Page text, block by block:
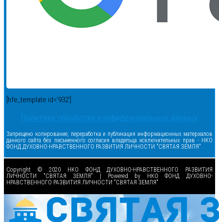
[hfe_template id='932']
Политика обработки конфиденциальных данных
Запрещено копирование, переработка и публикация информационных материалов
данного сайта без письменного согласия владельца исключительных прав - НКО
ФОНД ДУХОВНО-НРАВСТВЕННОГО РАЗВИТИЯ ЛИЧНОСТИ "СВЯТАЯ ЗЕМЛЯ"
Copyright © 2020 НКО ФОНД ДУХОВНО-НРАВСТВЕННОГО РАЗВИТИЯ
ЛИЧНОСТИ "СВЯТАЯ ЗЕМЛЯ" | Powered by НКО ФОНД ДУХОВНО-
НРАВСТВЕННОГО РАЗВИТИЯ ЛИЧНОСТИ "СВЯТАЯ ЗЕМЛЯ"